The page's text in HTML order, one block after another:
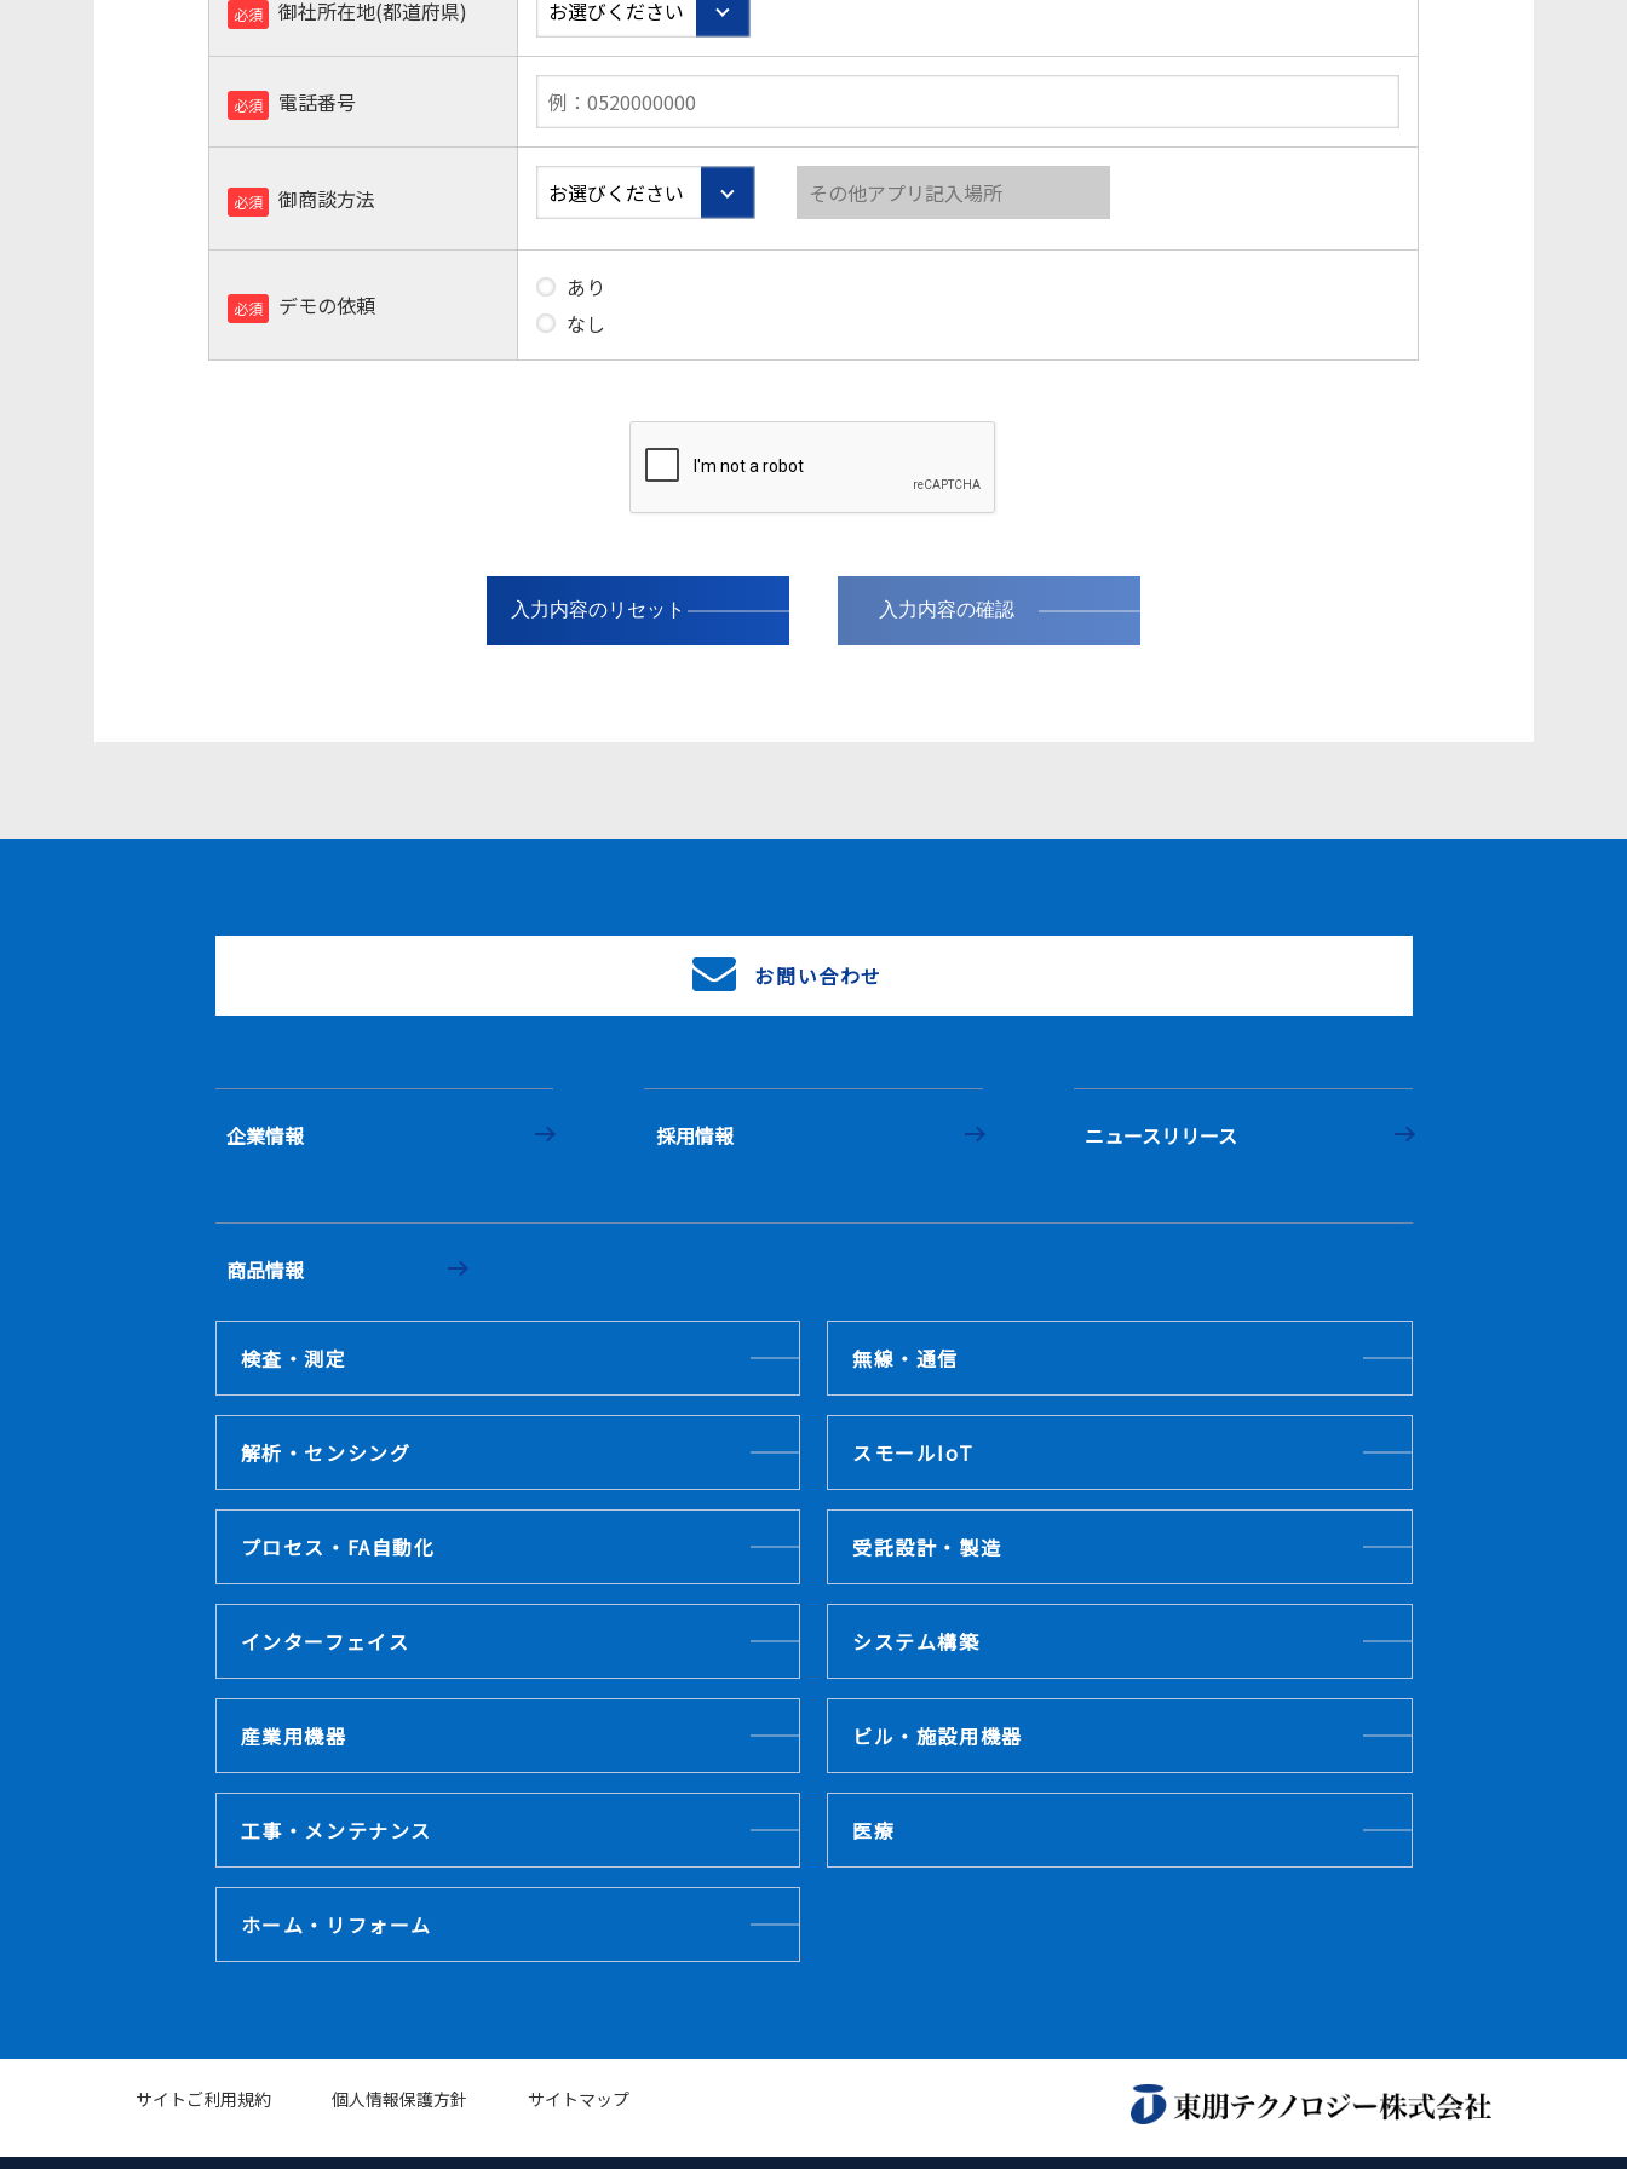
必須 御社所在地(都道府県)
必須 電話番号
必須 御商談方法
必須 デモの依頼
あり
なし
入力内容の確認
お問い合わせ
企業情報 採用情報 ニュースリリース
商品情報
検査・測定 無線・通信
解析・センシング スモールIoT
プロセス・FA自動化 受託設計・製造
インターフェイス システム構築
産業用機器 ビル・施設用機器
工事・メンテナンス 医療
ホーム・リフォーム
サイトご利用規約 個人情報保護方針 サイトマップ